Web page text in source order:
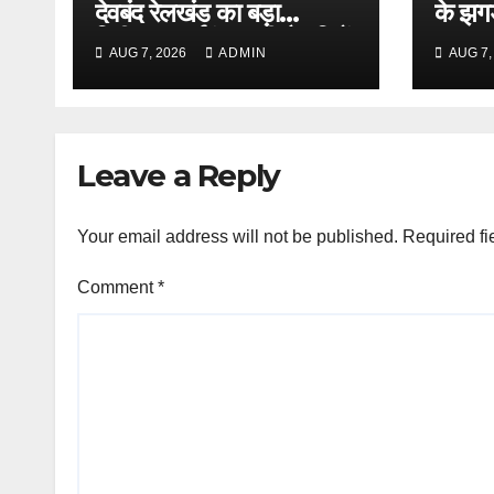
देवबंद रेलखंड का बड़ा
निरीक्षण, अर्धकुंभ- की तैयारियों
का लिया जायजा
AUG 7, 2026 ADMIN
के
AUG
Leave a Reply
Your email address will not be published. Required
Comment*